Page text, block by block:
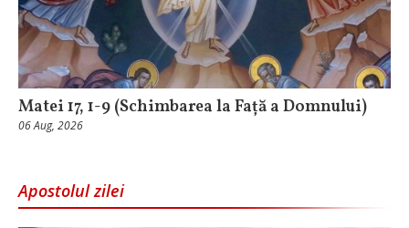
Matei 17, 1-9 (Schimbarea la Față a Domnului)
06 Aug, 2026
Apostolul zilei